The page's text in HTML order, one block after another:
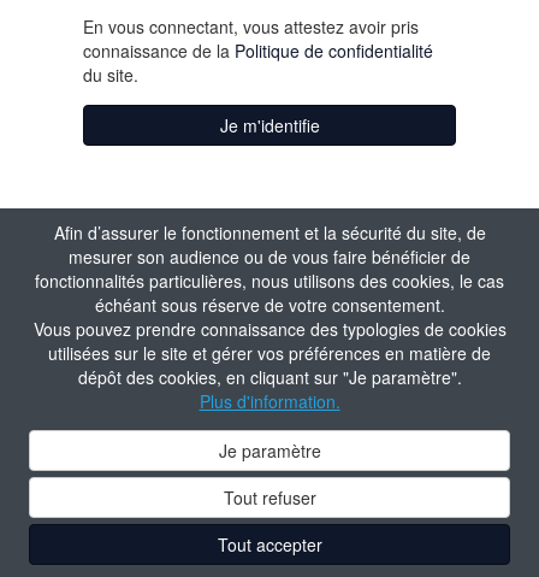
Afin d’assurer le fonctionnement et la sécurité du site, de
mesurer son audience ou de vous faire bénéficier de
fonctionnalités particulières, nous utilisons des cookies, le cas
échéant sous réserve de votre consentement.
Vous pouvez prendre connaissance des typologies de cookies
utilisées sur le site et gérer vos préférences en matière de
dépôt des cookies, en cliquant sur "Je paramètre".
Plus d'information.
Je paramètre
Tout refuser
Tout accepter
En vous connectant, vous attestez avoir pris
connaissance de la Politique de confidentialité
du site.
Je m'identifie